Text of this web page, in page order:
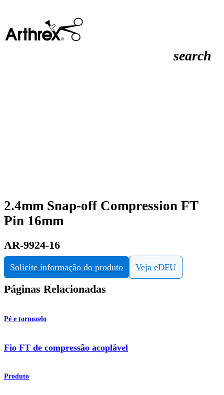
search
2.4mm Snap-off Compression FT
Pin 16mm
AR-9924-16
Solicite informação do produto Veja eDFU
Páginas Relacionadas
Pé e tornozelo
Fio FT de compressão acoplável
Produto